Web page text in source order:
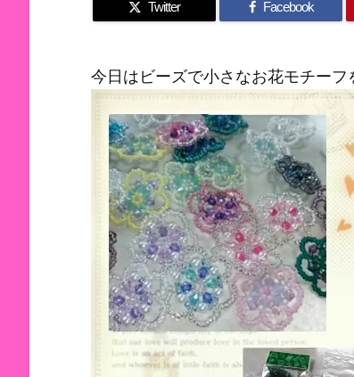
Twitter Facebook
今日はビーズで小さなお花モチーフ